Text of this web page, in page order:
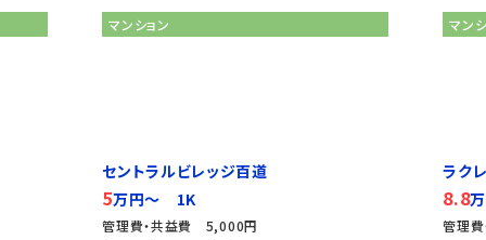
マンション
セントラルビレッジ百道
5万円～ 1K
管理費・共益費 5,000円
マン
ラク
8.8
管理